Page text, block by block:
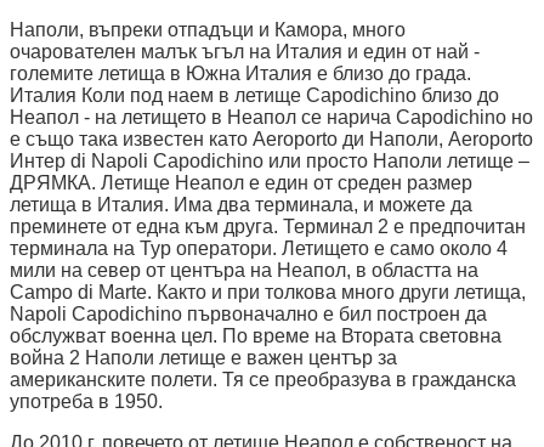
Наполи, въпреки отпадъци и Камора, много
очарователен малък ъгъл на Италия и един от най -
големите летища в Южна Италия е близо до града.
Италия Коли под наем в летище Capodichino близо до
Неапол - на летището в Неапол се нарича Capodichino но
е също така известен като Aeroporto ди Наполи, Aeroporto
Интер di Napoli Capodichino или просто Наполи летище –
ДРЯМКА. Летище Неапол е един от среден размер
летища в Италия. Има два терминала, и можете да
преминете от една към друга. Терминал 2 е предпочитан
терминала на Тур оператори. Летището е само около 4
мили на север от центъра на Неапол, в областта на
Campo di Marte. Както и при толкова много други летища,
Napoli Capodichino първоначално е бил построен да
обслужват военна цел. По време на Втората световна
война 2 Наполи летище е важен център за
американските полети. Тя се преобразува в гражданска
употреба в 1950.
До 2010 г. повечето от летище Неапол е собственост на